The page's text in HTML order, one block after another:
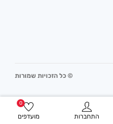
התחברות מועדפים
0
© כל הזכויות שמורות